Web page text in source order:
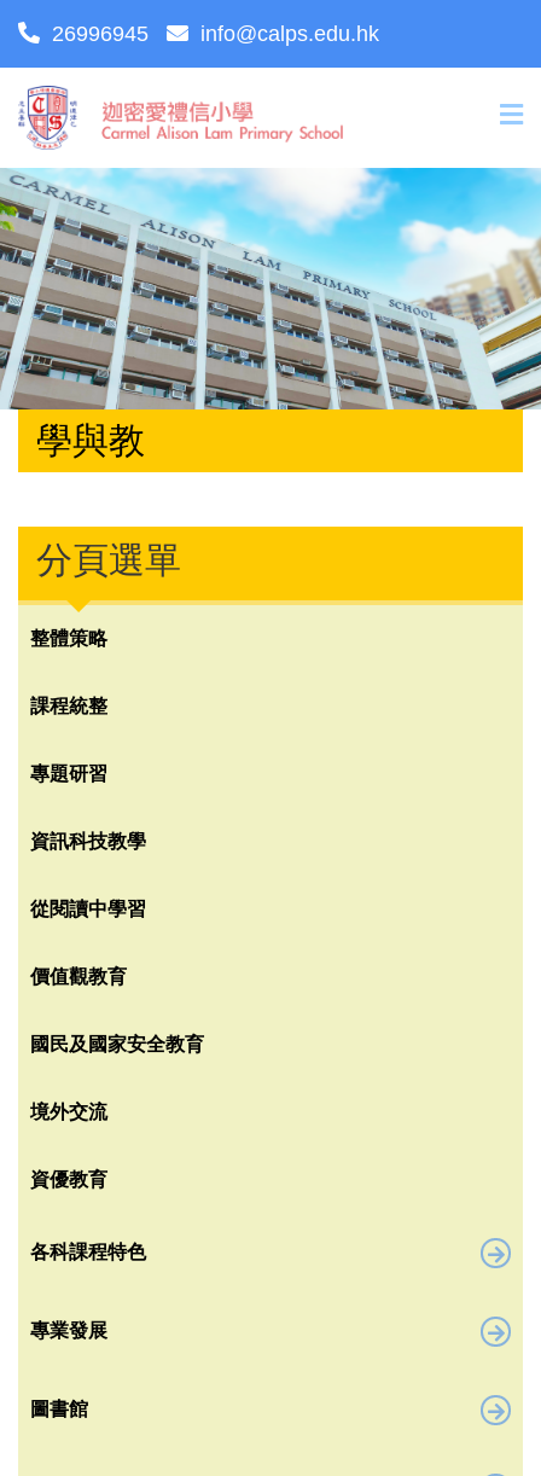
26996945 info@calps.edu.hk
學與教
分頁選單
整體策略
課程統整
專題研習
資訊科技教學
從閱讀中學習
價值觀教育
國民及國家安全教育
境外交流
資優教育
各科課程特色
專業發展
圖書館